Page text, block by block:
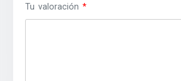
Tu valoración*